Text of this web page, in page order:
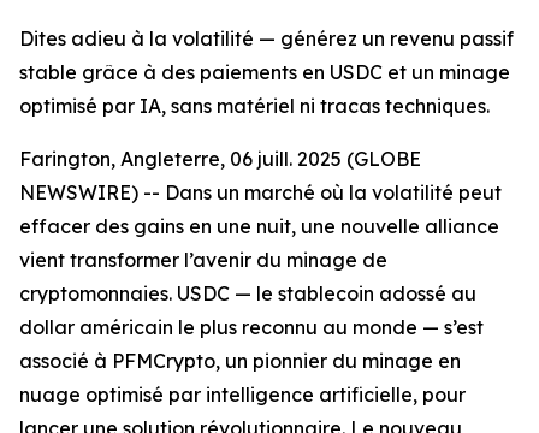
Dites adieu à la volatilité — générez un revenu passif
stable grâce à des paiements en USDC et un minage
optimisé par IA, sans matériel ni tracas techniques.
Farington, Angleterre, 06 juill. 2025 (GLOBE
NEWSWIRE) -- Dans un marché où la volatilité peut
effacer des gains en une nuit, une nouvelle alliance
vient transformer l’avenir du minage de
cryptomonnaies. USDC — le stablecoin adossé au
dollar américain le plus reconnu au monde — s’est
associé à PFMCrypto, un pionnier du minage en
nuage optimisé par intelligence artificielle, pour
lancer une solution révolutionnaire. Le nouveau